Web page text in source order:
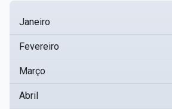
Janeiro
Fevereiro
Março
Abril